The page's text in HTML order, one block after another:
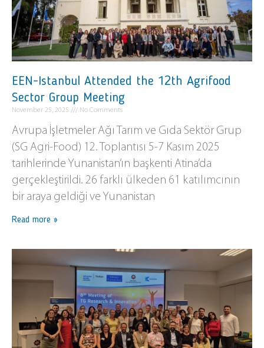
EEN-Istanbul Attended the 12th Agrifood
Sector Group Meeting
November 25, 2025 No Comments
Avrupa İşletmeler Ağı Tarım ve Gıda Sektör Grup
(SG Agri-Food) 12. Toplantısı 5-7 Kasım 2025
tarihlerinde Yunanistan’ın başkenti Atina’da
gerçekleştirildi. 26 farklı ülkeden 61 katılımcının
bir araya geldiği ve Yunanistan
Read more »